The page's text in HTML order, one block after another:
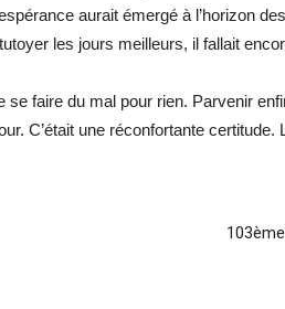
aurait émergé à l’horizon
les jours meilleurs, il fallait
se faire du mal pour rien. Parvenir
C’était une réconfortante certitude.